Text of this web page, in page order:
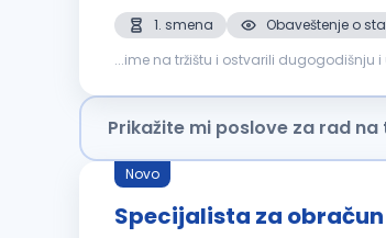
1. smena
Obaveštenje o
...ime na tržištu i ostvarili dugogodišnju
Prikažite mi poslove za rad na
Novo
Specijalista za